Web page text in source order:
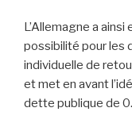
L’Allemagne a
possibilité pour les
individuelle de
et met en avant
dette publique de